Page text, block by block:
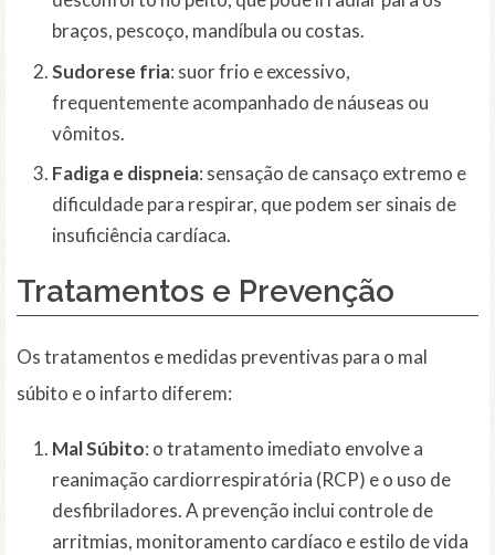
braços, pescoço, mandíbula ou costas.
Sudorese fria: suor frio e excessivo,
frequentemente acompanhado de náuseas ou
vômitos.
Fadiga e dispneia: sensação de cansaço extremo e
dificuldade para respirar, que podem ser sinais de
insuficiência cardíaca.
Tratamentos e Prevenção
Os tratamentos e medidas preventivas para o mal
súbito e o infarto diferem:
Mal Súbito: o tratamento imediato envolve a
reanimação cardiorrespiratória (RCP) e o uso de
desfibriladores. A prevenção inclui controle de
arritmias, monitoramento cardíaco e estilo de vida